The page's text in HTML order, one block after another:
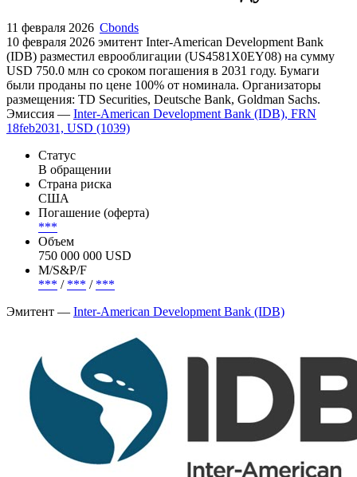
погашения в 2031 году
11 февраля 2026 Cbonds
10 февраля 2026 эмитент Inter-American Development Bank
(IDB) разместил еврооблигации (US4581X0EY08) на сумму
USD 750.0 млн со сроком погашения в 2031 году. Бумаги
размещения: TD Securities, Deutsche Bank, Goldman Sachs.
Эмиссия —Inter-American Development Bank (IDB), FRN
18feb2031, USD (1039)
Статус
В обращении
Страна риска
США
Погашение (оферта)
***
750 000 000 USD
Эмитент —
Inter-American Development Bank (IDB)